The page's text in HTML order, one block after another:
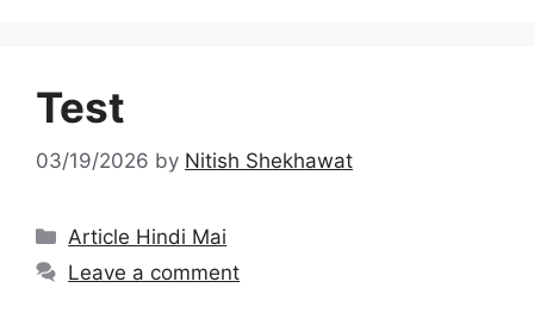
Test
03/19/2026 by Nitish Shekhawat
Categories
Article Hindi Mai
Leave a comment